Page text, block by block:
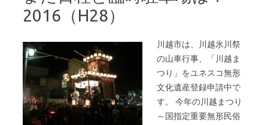
2016（H28）
川越市は、川越氷川祭
の山車行事、「川越ま
つり」をユネスコ無形
文化遺産登録申請中で
す。 今年の川越まつり
～国指定重要無形民俗